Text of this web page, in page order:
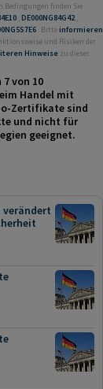
Bedingungen finden Sie
,DE000NG84G42,
. Bitteinformieren
und Risiken der
Hinweise zu dieser
von 10
Handel mit
Zertifikate sind
und nicht für
geeignet.
verändert